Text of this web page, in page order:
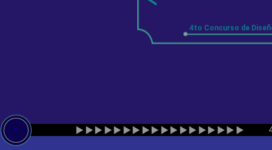
4to Concurso de